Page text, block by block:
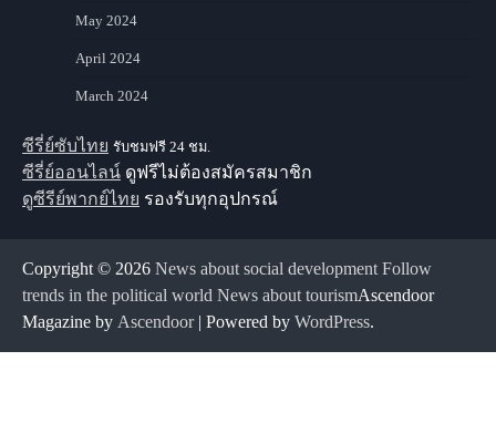
May 2024
April 2024
March 2024
ซีรี่ย์ซับไทย รับชมฟรี 24 ชม.
ซีรี่ย์ออนไลน์ ดูฟรีไม่ต้องสมัครสมาชิก
ดูซีรีย์พากย์ไทย รองรับทุกอุปกรณ์
Copyright © 2026 News about social development Follow
trends in the political world News about tourismAscendoor
Magazine by Ascendoor| Powered by WordPress.